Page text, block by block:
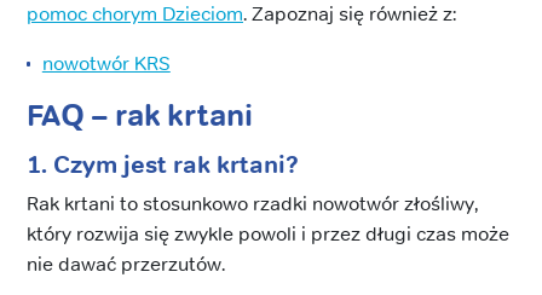
pomoc chorym Dzieciom. Zapoznaj się również z:
nowotwór KRS
FAQ – rak krtani
1. Czym jest rak krtani?
Rak krtani to stosunkowo rzadki nowotwór złośliwy,
który rozwija się zwykle powoli i przez długi czas może
nie dawać przerzutów.